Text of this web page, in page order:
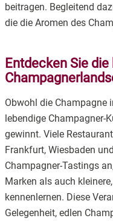
beitragen. Begleitend
die die Aromen des
Entdecken Sie
Obwohl die Champagne
lebendige Champagner-
gewinnt. Viele
Frankfurt, Wiesbaden
Champagner-Tastings
Marken als auch
kennenlernen. Diese
Gelegenheit, edlen